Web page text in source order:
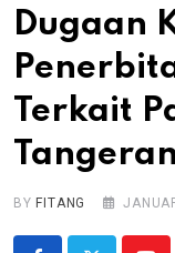
Dugaan
Terkait
BY FITANG